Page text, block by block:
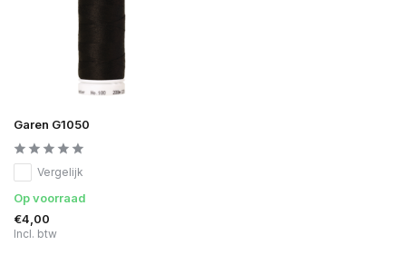
Garen G1050
Vergelijk
Op voorraad
€4,00
Incl. btw